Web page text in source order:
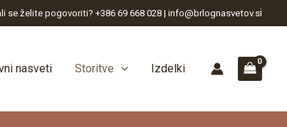
se želite pogovoriti? +386 69 668 028 | info@brlognasvetov.si
nasveti Storitve Izdelki